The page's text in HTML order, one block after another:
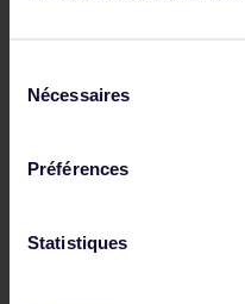
Nécessaires
Préférences
Statistiques